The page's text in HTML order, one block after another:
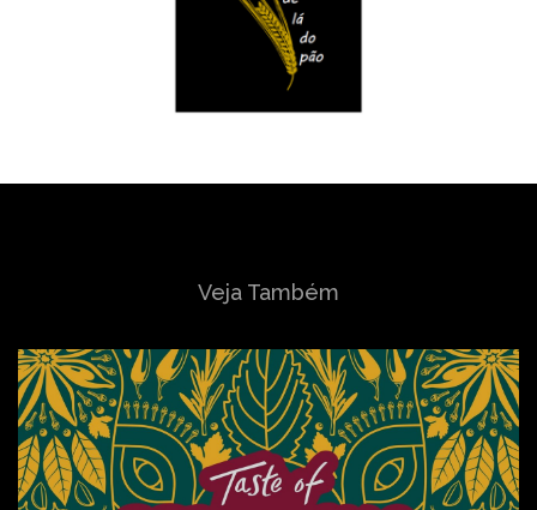
Veja Também